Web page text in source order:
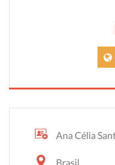
Ana Célia
Brasil